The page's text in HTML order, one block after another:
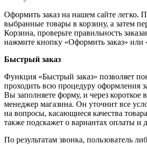
Оформить заказ на нашем сайте легко.
выбранные товары в корзину, а затем
Корзина, проверьте правильность
нажмите кнопку «Оформить заказ» или
Быстрый заказ
Функция «Быстрый заказ» позволяет
проходить всю процедуру оформления
Вы заполняете форму, и через короткое
менеджер магазина. Он уточнит все
на вопросы, касающиеся качества
также подскажет о вариантах оплаты и
По результатам звонка, пользователь